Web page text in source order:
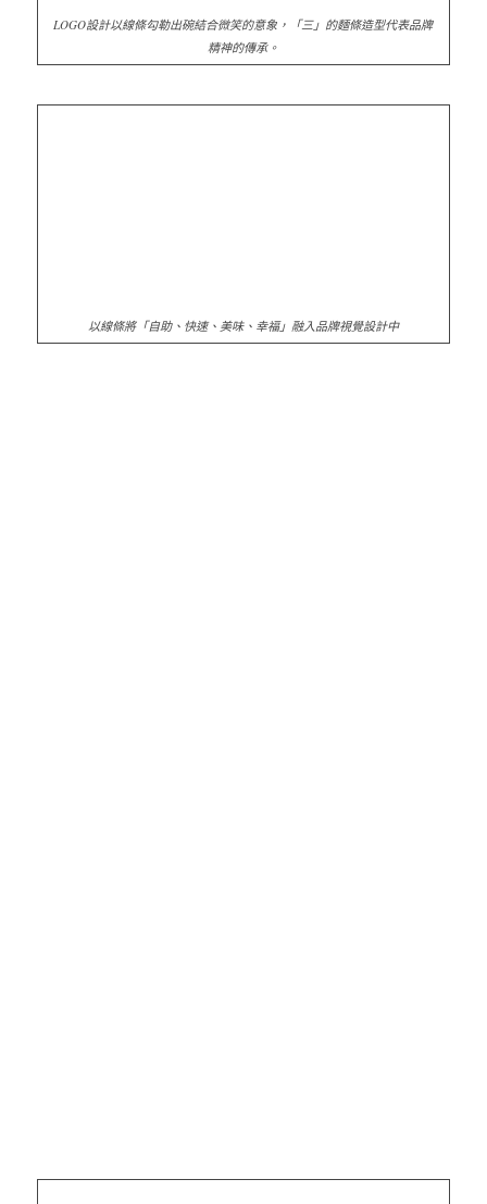
LOGO設計以線條勾勒出碗結合微笑的意象，「三」的麵條造型代表品牌
精神的傳承。
以線條將「自助、快速、美味、幸福」融入品牌視覺設計中